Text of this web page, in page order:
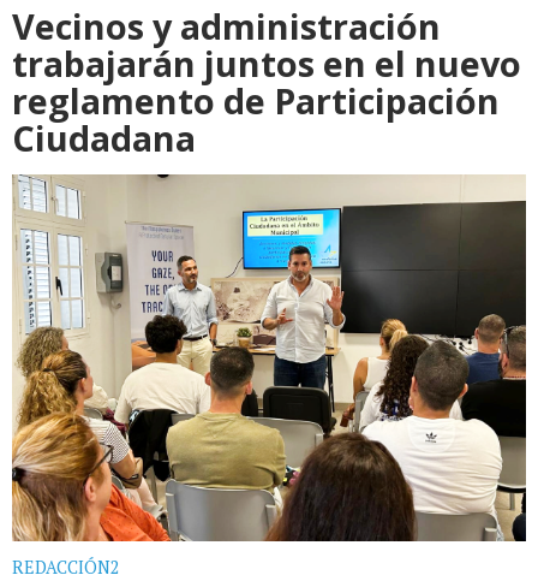
Vecinos y administración
trabajarán juntos en el nuevo
reglamento de Participación
Ciudadana
REDACCIÓN2